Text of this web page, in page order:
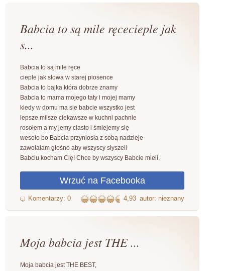
Babcia to są mile ręcecieple jak
s...
Babcia to są mile ręce
cieple jak słowa w starej piosence
Babcia to bajka która dobrze znamy
Babcia to mama mojego taty i mojej mamy
kiedy w domu ma sie babcie wszystko jest
lepsze milsze ciekawsze w kuchni pachnie
rosołem a my jemy ciasto i śmiejemy się
wesoło bo Babcia przyniosła z sobą nadzieje
zawołałam głośno aby wszyscy słyszeli
Babciu kocham Cię! Chce by wszyscy Babcie mieli.
4,93 autor: nieznany
Moja babcia jest THE ...
Moja babcia jest THE BEST,